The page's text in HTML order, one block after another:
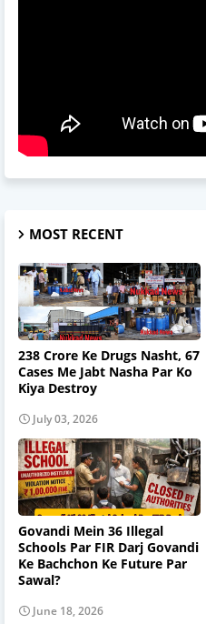
MOST RECENT
238 Crore Ke Drugs Nasht, 67
Cases Me Jabt Nasha Par Ko
Kiya Destroy
July 03, 2026
Govandi Mein 36 Illegal
Schools Par FIR Darj Govandi
Ke Bachchon Ke Future Par
Sawal?
June 18, 2026